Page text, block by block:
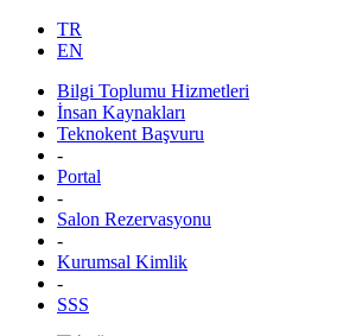
TR
EN
Bilgi Toplumu Hizmetleri
İnsan Kaynakları
Teknokent Başvuru
-
Portal
-
Salon Rezervasyonu
-
Kurumsal Kimlik
-
SSS